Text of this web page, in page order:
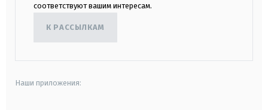
соответствуют вашим интересам.
К РАССЫЛКАМ
Наши приложения: